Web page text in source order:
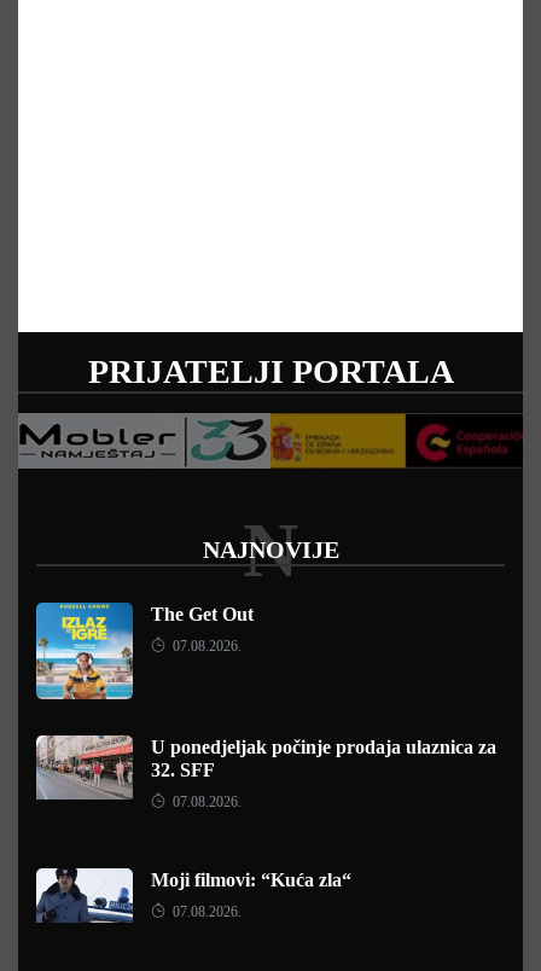
PRIJATELJI PORTALA
NAJNOVIJE
N
The Get Out
07.08.2026.
U ponedjeljak počinje prodaja ulaznica za
32. SFF
07.08.2026.
Moji filmovi: “Kuća zla“
07.08.2026.